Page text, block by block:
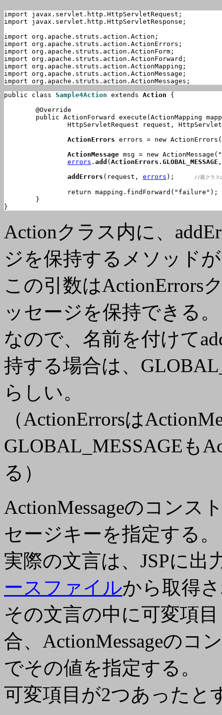
import javax.servlet.http.HttpServletRequest;
import javax.servlet.http.HttpServletResponse;
import org.apache.struts.action.Action;
import org.apache.struts.action.ActionErrors;
import org.apache.struts.action.ActionForm;
import org.apache.struts.action.ActionForward;
import org.apache.struts.action.ActionMapping;
import org.apache.struts.action.ActionMessage;
import org.apache.struts.action.ActionMessages;
public class Sample4Action extends Action {
ActionErrors errors = new
ActionMessage msg = new ActionMessage("
errors . add (ActionErrors.GLOBAL_MESSAGE
addErrors (request, errors //親クラス
}
Actionクラス内に、
ジを保持するメソッド
この引数はActionErrors
ッセージを保持できる。
なので、名前を付けて
持する場合は、
らしい。
（ActionErrorsは
GLOBAL_MESSAGEも
る）
ActionMessageのコンス
セージキーを指定する。
実際の文言は、JSPに出
ースファイルから取得
その文言の中に可変項
合、ActionMessageのコ
でその値を指定する。
可変項目が2つあったと